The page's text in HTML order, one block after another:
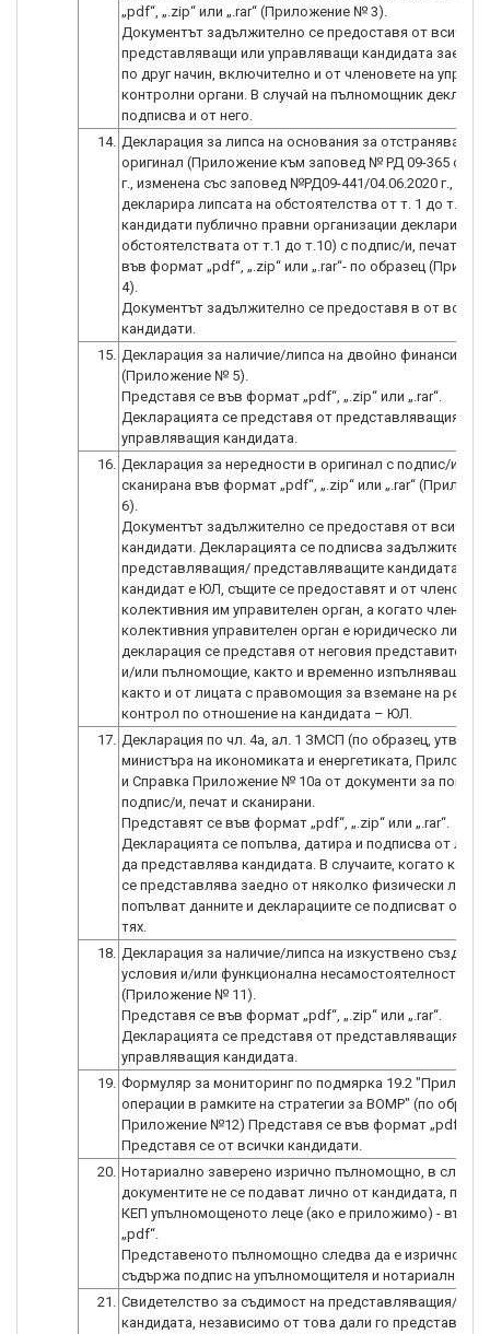
„pdf“, „.zip“ или „.rar“ (Приложение № 3).
Документът задължително се предоставя от всички
представляващи или управляващи кандидата заедно
по друг начин, включително и от членовете на
контролни органи. В случай на пълномощник
14. Декларация за липса на основания за отстраняване в
оригинал (Приложение към заповед № РД 09-365 от
г., изменена със заповед №РД09-441/04.06.2020 г.,
декларира липсата на обстоятелства от т. 1 до т.13, а
кандидати публично правни организации декларират
обстоятелствата от т.1 до т.10) с подпис/и, печат и
във формат „pdf“, „.zip“ или „.rar“- по образец
4).
Документът задължително се предоставя в от всички
15. Декларация за наличие/липса на двойно финансиране
(Приложение № 5).
Представя се във формат „pdf“, „.zip“ или „.rar“.
Декларацията се представя от представляващия/
16. Декларация за нередности в оригинал с подпис/и,
сканирана във формат „pdf“, „.zip“ или „.rar“
6).
Документът задължително се предоставя от всички
кандидати. Декларацията се подписва задължително
представляващия/ представляващите кандидата.
кандидат е ЮЛ, същите се предоставят и от
колективния им управителен орган, а когато член на
колективния управителен орган е юридическо лице,
декларация се представя от неговия представител
и/или пълномощие, както и временно изпълняващ
както и от лицата с правомощия за вземане на
17. Декларация по чл. 4а, ал. 1 ЗМСП (по образец,
министъра на икономиката и енергетиката,
и Справка Приложение № 10а от документи за
подпис/и, печат и сканирани.
Представят се във формат „pdf“, „.zip“ или „.rar“.
Декларацията се попълва, датира и подписва от лице
да представлява кандидата. В случаите, когато
се представлява заедно от няколко физически лица,
попълват данните и декларациите се подписват от
18. Декларация за наличие/липса на изкуствено
условия и/или функционална несамостоятелност
(Приложение № 11).
Представя се във формат „pdf“, „.zip“ или „.rar“.
Декларацията се представя от представляващия/
19. Формуляр за мониторинг по подмярка 19.2
операции в рамките на стратегии за ВОМР" (по
Приложение №12) Представя се във формат „pdf“.
Представя се от всички кандидати.
20. Нотариално заверено изрично пълномощно, в случай
документите не се подават лично от кандидата,
КЕП упълномощеното леце (ако е приложимо) - във
„pdf“.
Представеното пълномощно следва да е изрично, да
21. Свидетелство за съдимост на представляващия/те
кандидата, независимо от това дали го